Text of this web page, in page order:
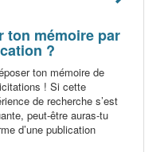
ton mémoire par
?
ton mémoire de
! Si cette
de recherche s’est
peut-être auras-tu
d’une publication